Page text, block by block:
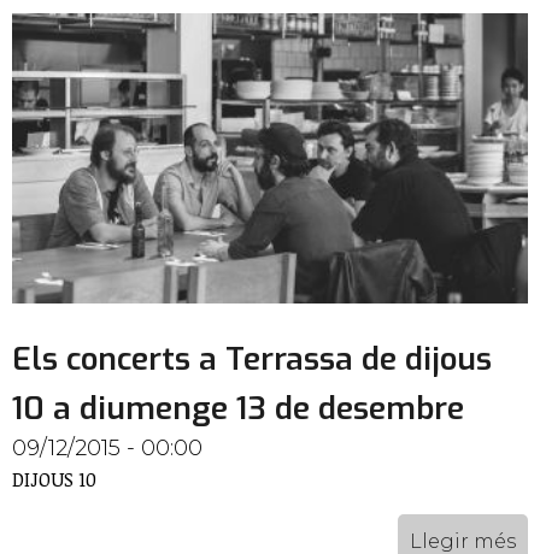
Els concerts a Terrassa de dijous
10 a diumenge 13 de desembre
09/12/2015 - 00:00
DIJOUS 10
Llegir més